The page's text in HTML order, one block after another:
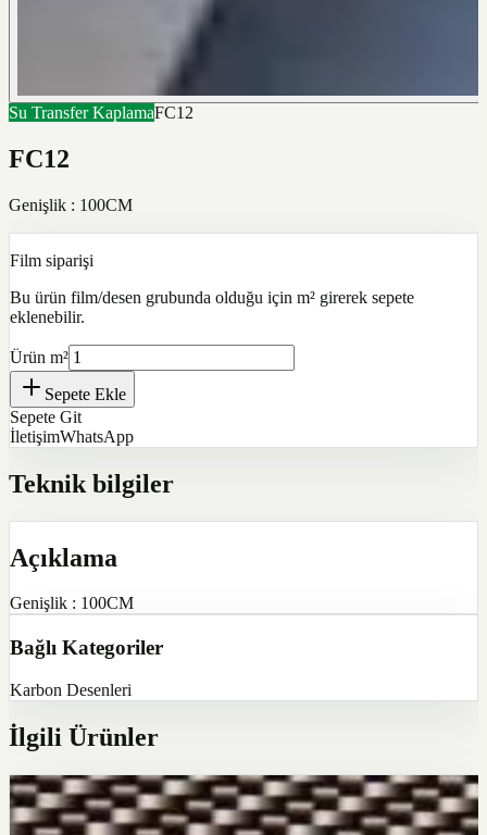
Su Transfer KaplamaFC12
FC12
Genişlik : 100CM
Film siparişi
Bu ürün film/desen grubunda olduğu için m² girerek sepete
eklenebilir.
Ürün m²
Sepete Ekle
Sepete Git
İletişimWhatsApp
Teknik bilgiler
Açıklama
Genişlik : 100CM
Bağlı Kategoriler
Karbon Desenleri
İlgili Ürünler